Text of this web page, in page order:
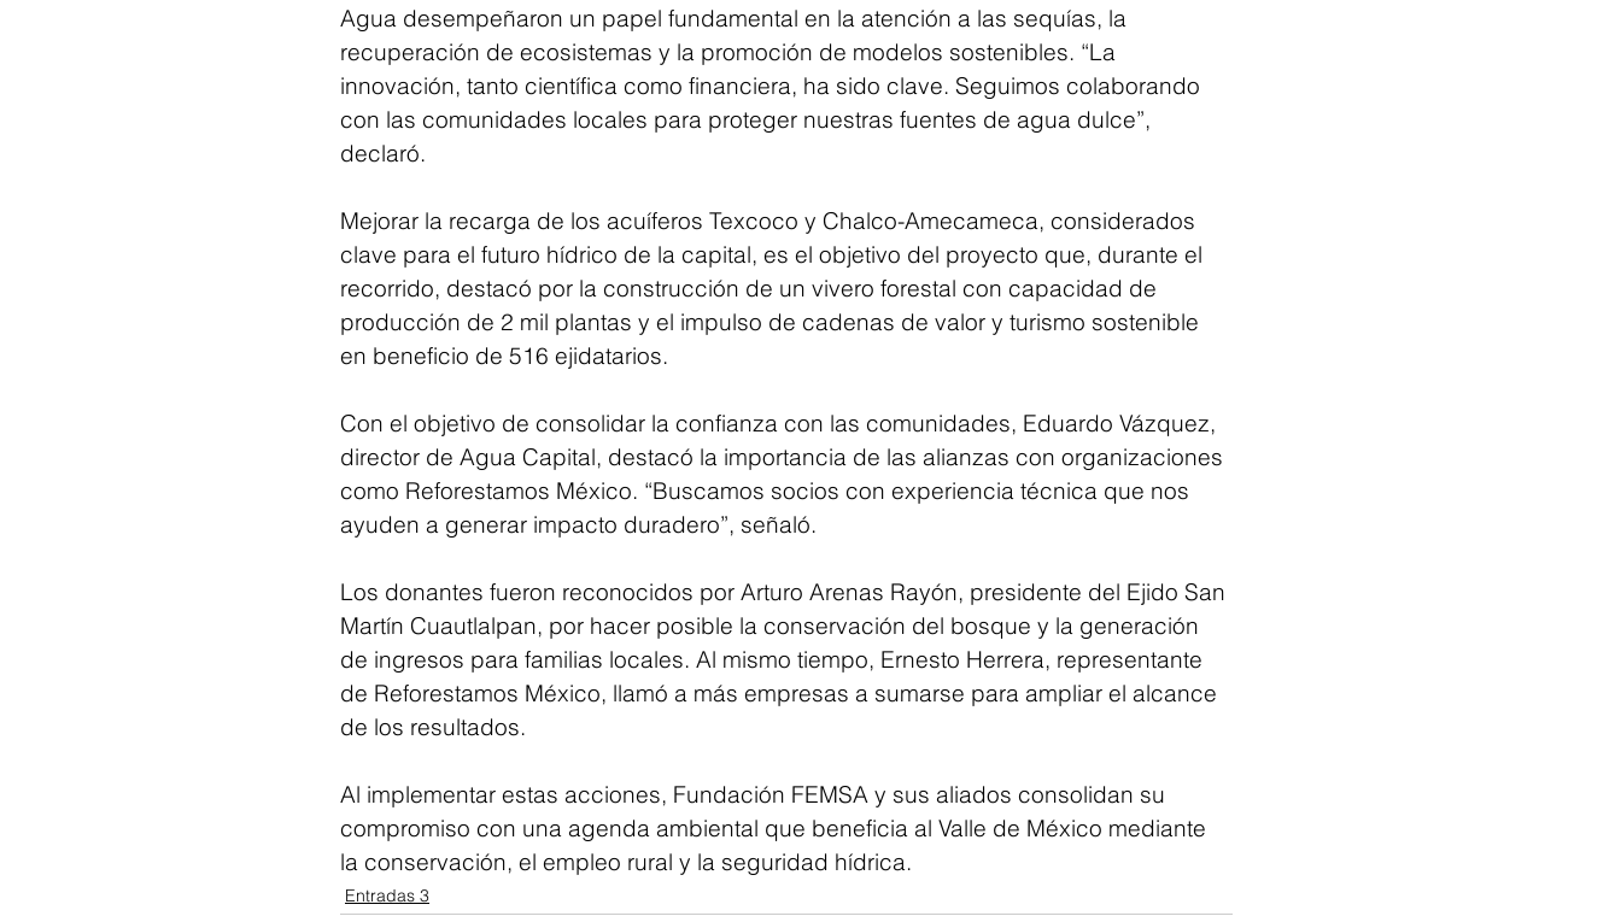
Agua desempeñaron un papel fundamental en la atención a las sequías, la
recuperación de ecosistemas y la promoción de modelos sostenibles. “La
innovación, tanto científica como financiera, ha sido clave. Seguimos colaborando
con las comunidades locales para proteger nuestras fuentes de agua dulce”,
declaró.
Mejorar la recarga de los acuíferos Texcoco y Chalco-Amecameca, considerados
clave para el futuro hídrico de la capital, es el objetivo del proyecto que, durante el
recorrido, destacó por la construcción de un vivero forestal con capacidad de
producción de 2 mil plantas y el impulso de cadenas de valor y turismo sostenible
en beneficio de 516 ejidatarios.
Con el objetivo de consolidar la confianza con las comunidades, Eduardo Vázquez,
director de Agua Capital, destacó la importancia de las alianzas con organizaciones
como Reforestamos México. “Buscamos socios con experiencia técnica que nos
ayuden a generar impacto duradero”, señaló.
Los donantes fueron reconocidos por Arturo Arenas Rayón, presidente del Ejido San
Martín Cuautlalpan, por hacer posible la conservación del bosque y la generación
de ingresos para familias locales. Al mismo tiempo, Ernesto Herrera, representante
de Reforestamos México, llamó a más empresas a sumarse para ampliar el alcance
de los resultados.
Al implementar estas acciones, Fundación FEMSA y sus aliados consolidan su
compromiso con una agenda ambiental que beneficia al Valle de México mediante
la conservación, el empleo rural y la seguridad hídrica.
Entradas 3